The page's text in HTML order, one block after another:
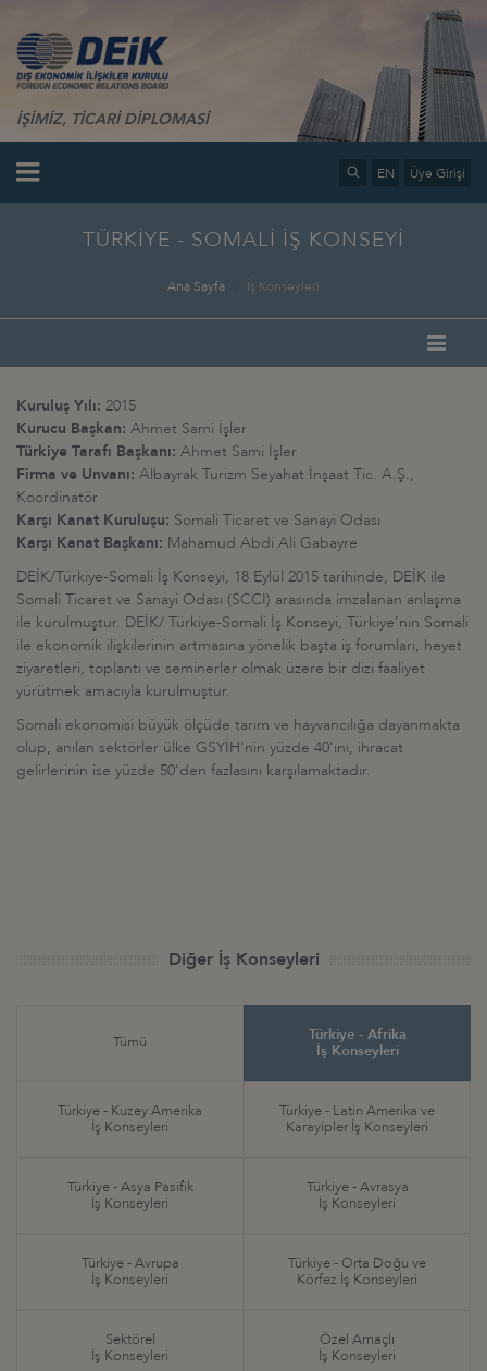
İŞİMİZ, TİCARİ DİPLOMASİ
EN Üye Girişi
TÜRKİYE - SOMALİ İŞ KONSEYİ
Ana Sayfa İş Konseyleri
Kuruluş Yılı: 2015
Kurucu Başkan: Ahmet Sami İşler
Türkiye Tarafı Başkanı: Ahmet Sami İşler
Firma ve Unvanı: Albayrak Turizm Seyahat İnşaat Tic. A.Ş.,
Koordinatör
Karşı Kanat Kuruluşu: Somali Ticaret ve Sanayi Odası
Karşı Kanat Başkanı: Mahamud Abdi Ali Gabayre
DEİK/Türkiye-Somali İş Konseyi, 18 Eylül 2015 tarihinde, DEİK ile
Somali Ticaret ve Sanayi Odası (SCCI) arasında imzalanan anlaşma
ile kurulmuştur. DEİK/ Türkiye-Somali İş Konseyi, Türkiye'nin Somali
ile ekonomik ilişkilerinin artmasına yönelik başta iş forumları, heyet
ziyaretleri, toplantı ve seminerler olmak üzere bir dizi faaliyet
yürütmek amacıyla kurulmuştur.
Somali ekonomisi büyük ölçüde tarım ve hayvancılığa dayanmakta
olup, anılan sektörler ülke GSYİH'nin yüzde 40'ını, ihracat
gelirlerinin ise yüzde 50'den fazlasını karşılamaktadır.
Diğer İş Konseyleri
Tümü
Türkiye - Afrika
İş Konseyleri
Türkiye - Kuzey Amerika
İş Konseyleri
Türkiye - Latin Amerika ve
Karayipler İş Konseyleri
Türkiye - Asya Pasifik
İş Konseyleri
Türkiye - Avrasya
İş Konseyleri
Türkiye - Avrupa
İş Konseyleri
Türkiye - Orta Doğu ve
Körfez İş Konseyleri
Sektörel
İş Konseyleri
Özel Amaçlı
İş Konseyleri